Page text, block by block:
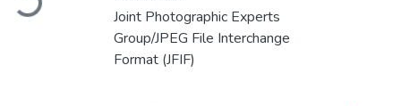
Joint Photographic Experts
Group/JPEG File Interchange
Format (JFIF)